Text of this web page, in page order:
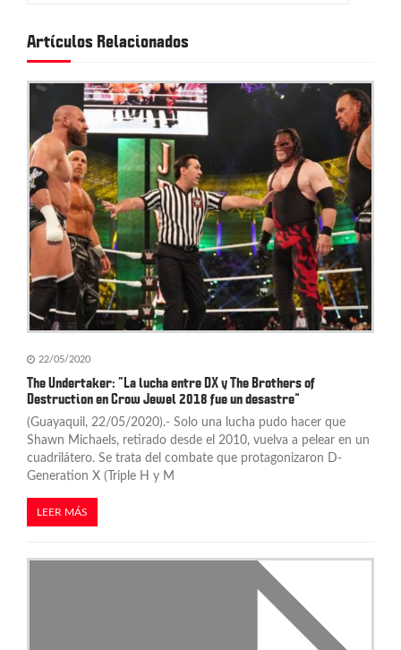
c
n
d
e
e
n
t
r
a
d
a
s
Artículos Relacionados
22/05/2020
The Undertaker: “La lucha entre DX y The Brothers of
Destruction en Crow Jewel 2018 fue un desastre”
(Guayaquil, 22/05/2020).- Solo una lucha pudo hacer que
Shawn Michaels, retirado desde el 2010, vuelva a pelear en un
cuadrilátero. Se trata del combate que protagonizaron D-
Generation X (Triple H y M
LEER MÁS